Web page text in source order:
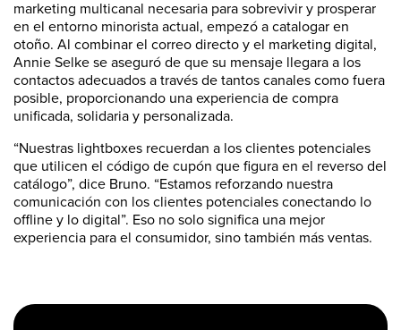
marketing multicanal necesaria para sobrevivir y prosperar
en el entorno minorista actual, empezó a catalogar en
otoño. Al combinar el correo directo y el marketing digital,
Annie Selke se aseguró de que su mensaje llegara a los
contactos adecuados a través de tantos canales como fuera
posible, proporcionando una experiencia de compra
unificada, solidaria y personalizada.
“Nuestras lightboxes recuerdan a los clientes potenciales
que utilicen el código de cupón que figura en el reverso del
catálogo”, dice Bruno. “Estamos reforzando nuestra
comunicación con los clientes potenciales conectando lo
offline y lo digital”. Eso no solo significa una mejor
experiencia para el consumidor, sino también más ventas.